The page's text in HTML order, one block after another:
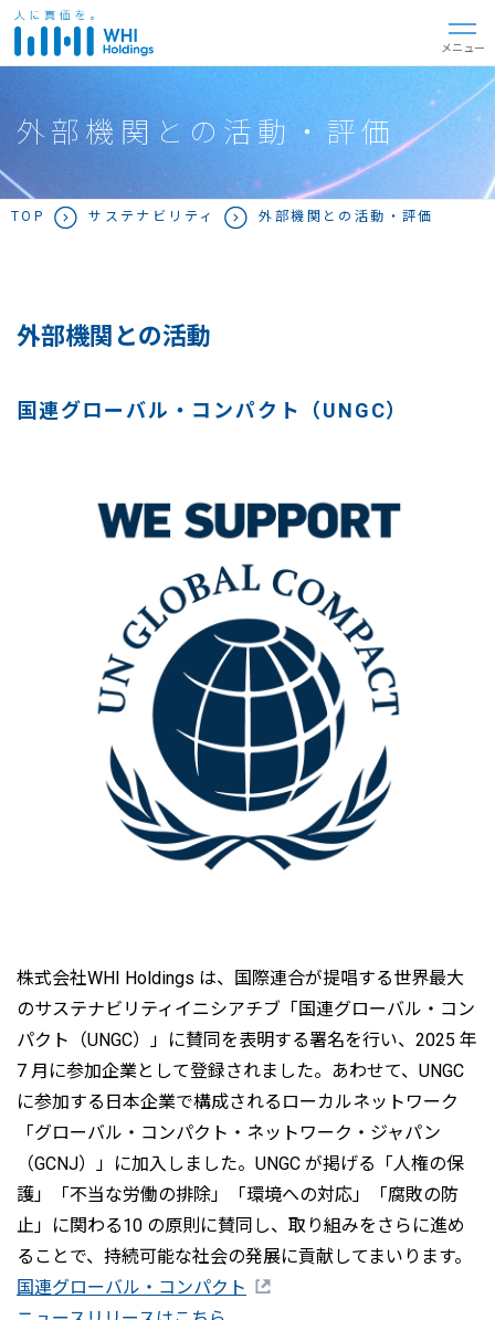
閉じる
メニュー
外部機関との活動・評価
TOP サステナビリティ 外部機関との活動・評価
外部機関との活動
国連グローバル・コンパクト（UNGC）
株式会社WHI Holdings は、国際連合が提唱する世界最大
のサステナビリティイニシアチブ「国連グローバル・コン
パクト（UNGC）」に賛同を表明する署名を行い、2025 年
7 月に参加企業として登録されました。あわせて、UNGC
に参加する日本企業で構成されるローカルネットワーク
「グローバル・コンパクト・ネットワーク・ジャパン
（GCNJ）」に加入しました。UNGC が掲げる「人権の保
護」「不当な労働の排除」「環境への対応」「腐敗の防
止」に関わる10 の原則に賛同し、取り組みをさらに進め
ることで、持続可能な社会の発展に貢献してまいります。
国連グローバル・コンパクト